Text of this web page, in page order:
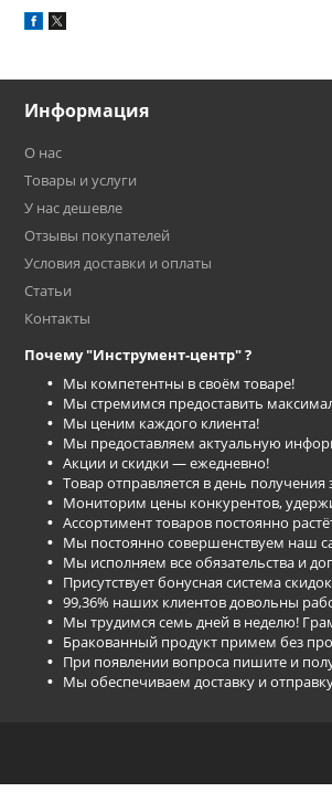
Информация
О нас
Товары и услуги
У нас дешевле
Отзывы покупателей
Условия доставки и оплаты
Статьи
Контакты
Почему "Инструмент-центр" ?
Мы компетентны в своём товаре!
Мы стремимся предоставить
Мы ценим каждого клиента!
Мы предоставляем актуальную
Акции и скидки ― ежедневно!
Товар отправляется в день
Мониторим цены конкурентов,
Ассортимент товаров постоянно
Мы постоянно совершенствуем наш
Мы исполняем все обязательства и
Присутствует бонусная система
99,36% наших клиентов довольны
Мы трудимся семь дней в неделю!
Бракованный продукт примем без
При появлении вопроса пишите и
Мы обеспечиваем доставку и